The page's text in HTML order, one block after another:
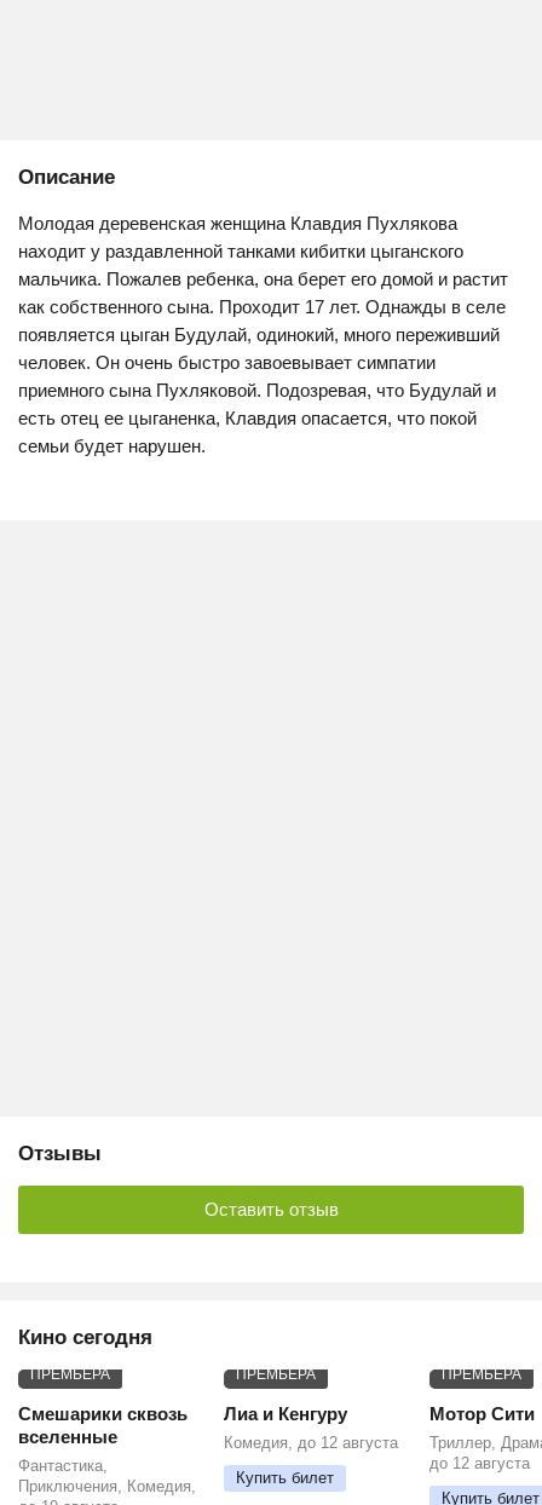
Описание
Молодая деревенская женщина Клавдия Пухлякова
находит у раздавленной танками кибитки цыганского
мальчика. Пожалев ребенка, она берет его домой и растит
как собственного сына. Проходит 17 лет. Однажды в селе
появляется цыган Будулай, одинокий, много переживший
человек. Он очень быстро завоевывает симпатии
приемного сына Пухляковой. Подозревая, что Будулай и
есть отец ее цыганенка, Клавдия опасается, что покой
семьи будет нарушен.
Отзывы
Оставить отзыв
Кино сегодня
ПРЕМЬЕРА
Смешарики сквозь
вселенные
Фантастика,
Приключения, Комедия,
ПРЕМЬЕРА
Лиа и Кенгуру
Комедия, до 12 августа
Купить билет
ПРЕМЬЕРА
Мотор Сити
Триллер,
до 12 августа
Купить билет